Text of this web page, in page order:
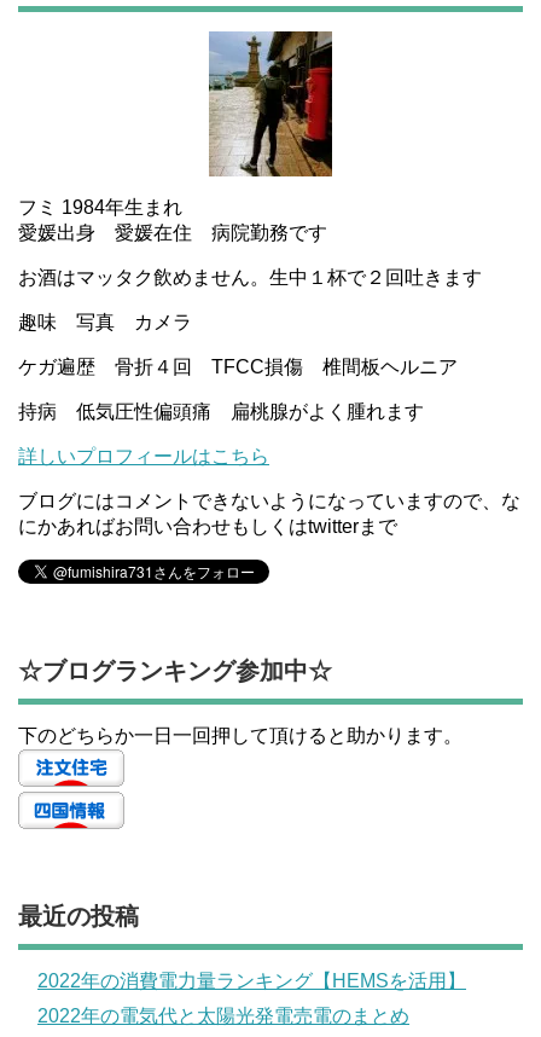
フミ 1984年生まれ
愛媛出身 愛媛在住 病院勤務です
お酒はマッタク飲めません。生中１杯で２回吐きます
趣味 写真 カメラ
ケガ遍歴 骨折４回 TFCC損傷 椎間板ヘルニア
持病 低気圧性偏頭痛 扁桃腺がよく腫れます
詳しいプロフィールはこちら
ブログにはコメントできないようになっていますので、な
にかあればお問い合わせもしくはtwitterまで
☆ブログランキング参加中☆
下のどちらか一日一回押して頂けると助かります。
最近の投稿
2022年の消費電力量ランキング【HEMSを活用】
2022年の電気代と太陽光発電売電のまとめ